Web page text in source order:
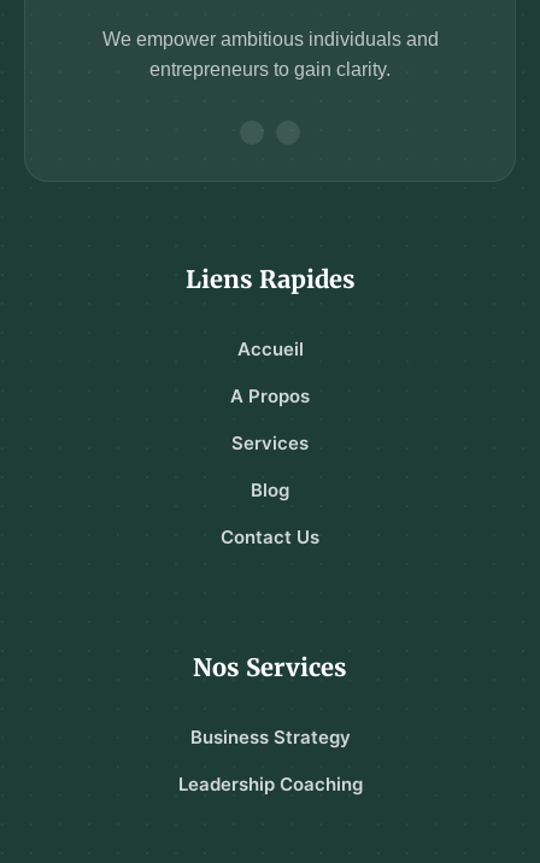
We empower ambitious individuals and
entrepreneurs to gain clarity.
Liens Rapides
Accueil
A Propos
Services
Blog
Contact Us
Nos Services
Business Strategy
Leadership Coaching